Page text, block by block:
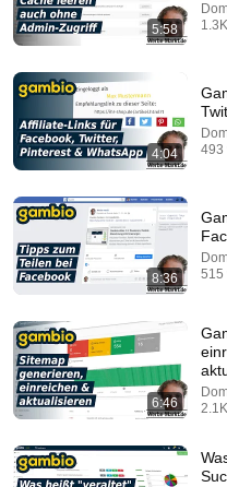
Most Controversial
Asmongold Clips
New 1.6M views
Top Talent • 3.1M views
5:58
4:04
493
8:36
515
6:46